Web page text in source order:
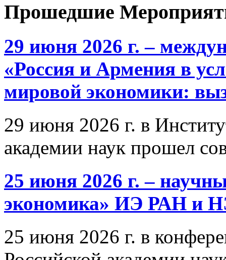
Прошедшие
29 июня 2026 г. –
«Россия и Армения в
мировой экономики:
29 июня 2026 г. в
академии наук прошел
25 июня 2026 г. –
экономика» ИЭ РАН и
25 июня 2026 г. в